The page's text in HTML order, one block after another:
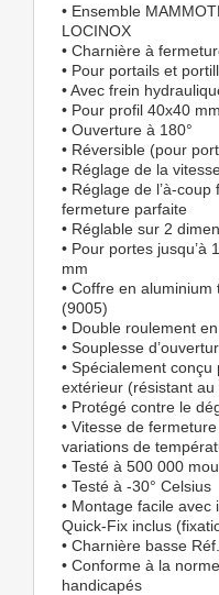
• Ensemble
LOCINOX
• Charnière à
• Pour portails et
• Avec frein
• Pour profil 40x40
• Ouverture à 180°
• Réversible (pour
• Réglage de la
• Réglage de l’à-
fermeture parfaite
• Réglable sur 2
• Pour portes jusqu’à
mm
• Coffre en
(9005)
• Double roulement
• Souplesse
• Spécialement
extérieur (résistant au
• Protégé contre le
• Vitesse de
variations de
• Testé à 500 000
• Testé à -30° Celsius
• Montage facile
Quick-Fix inclus
• Charnière basse
• Conforme à la
handicapés